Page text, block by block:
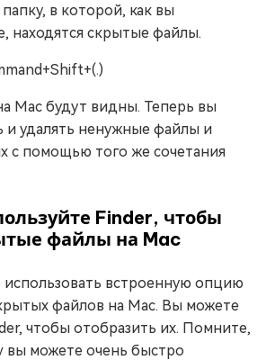
в которой, как вы
находятся скрытые файлы.
Mac будут видны. Теперь вы
и удалять ненужные файлы и
с помощью того же сочетания
Finder, чтобы
файлы на Mac
встроенную опцию
файлов на Mac. Вы можете
чтобы отобразить их. Помните,
вы можете очень быстро